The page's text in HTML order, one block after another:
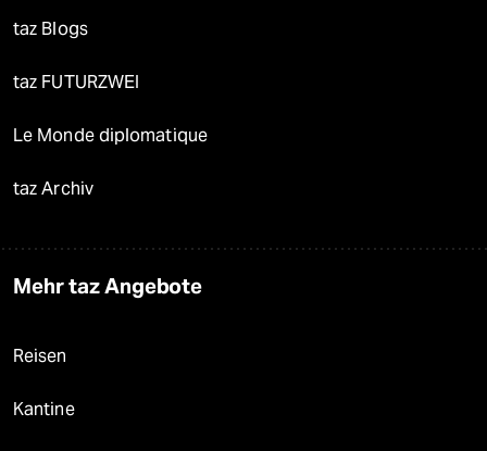
taz Blogs
taz FUTURZWEI
Le Monde diplomatique
taz Archiv
Mehr taz Angebote
Reisen
Kantine